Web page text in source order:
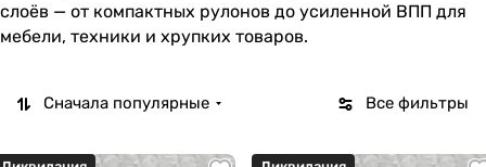
слоёв — от компактных рулонов до усиленной ВПП для
мебели, техники и хрупких товаров.
Все фильтры
Сначала популярные